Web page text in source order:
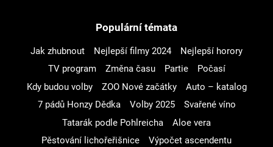
Populární témata
Jak zhubnout Nejlepší filmy 2024
Nejlepší horory
TV program
Změna času Partie
Počasí
Kdy budou volby
ZOO Nové začátky
Auto – katalog
7 pádů Honzy Dědka
Volby 2025
Svařené víno
Tatarák podle Pohlreicha
Aloe vera
Pěstování lichořeřišnice
Výpočet ascendentu